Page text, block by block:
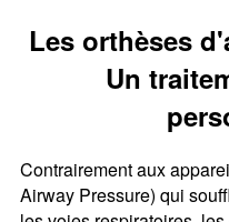
Les orthèses
Un
Contrairement aux
Airway Pressure) qui